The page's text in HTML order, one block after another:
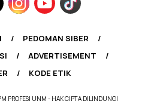
PEDOMAN SIBER
ADVERTISEMENT
KODE ETIK
PROFESI UNM - HAK CIPTA DILINDUNGI